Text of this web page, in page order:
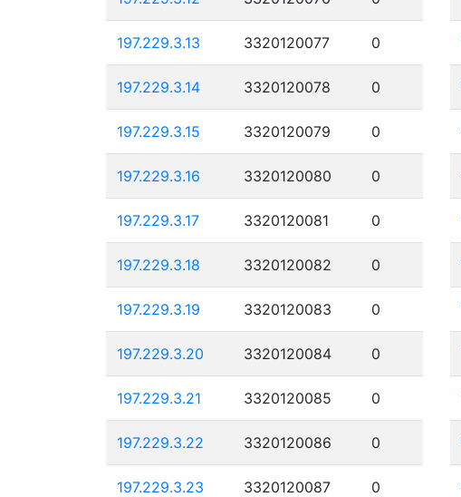
197.229.3.13 3320120077 0
197.229.3.14 3320120078 0
197.229.3.15 3320120079 0
197.229.3.16 3320120080 0
197.229.3.17 3320120081 0
197.229.3.18 3320120082 0
197.229.3.19 3320120083 0
197.229.3.20 3320120084 0
197.229.3.21 3320120085 0
197.229.3.22 3320120086 0
197.229.3.23 3320120087 0